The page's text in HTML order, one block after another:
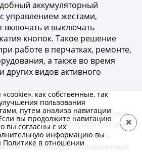
аккумуляторный
управлением жестами,
включать и выключать
кнопок. Такое решение
работе в перчатках, ремонте,
а также во время
других видов активного
независимыми
3-ваттным SMD-светодиодом и
диодным SMD-модулем общей
доступны пять
полный и экономичный
как собственные, так
пользования
путем анализа навигации
вы продолжите навигацию
вы согласны с их
информацию вы
в отношении
✖